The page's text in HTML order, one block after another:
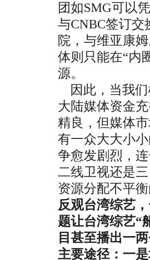
团如SMG可以
与CNBC签订
院，与维亚康
体则只能在“内
源。
因此，当我
大陆媒体资金
精良，但媒体
有一众大大小
争愈发剧烈，
二线卫视还是
资源分配不平
反观台湾综艺
题让台湾综艺“
目甚至播出一
主要途径：一